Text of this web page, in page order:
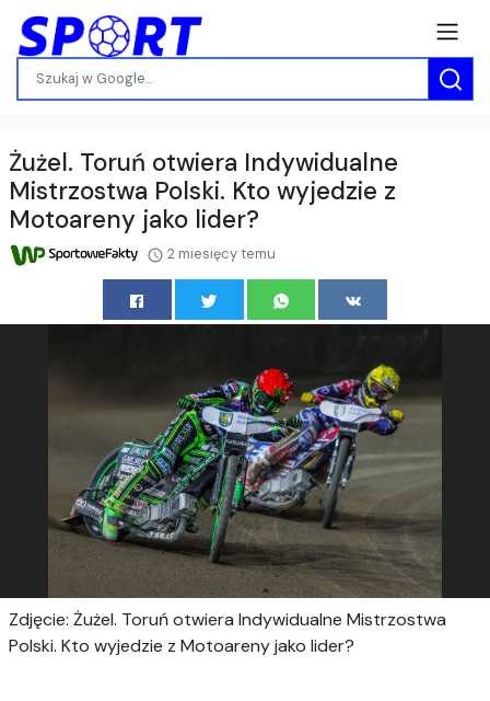
Żużel. Toruń otwiera Indywidualne
Mistrzostwa Polski. Kto wyjedzie z
Motoareny jako lider?
2 miesięcy temu
Zdjęcie: Żużel. Toruń otwiera Indywidualne Mistrzostwa
Polski. Kto wyjedzie z Motoareny jako lider?